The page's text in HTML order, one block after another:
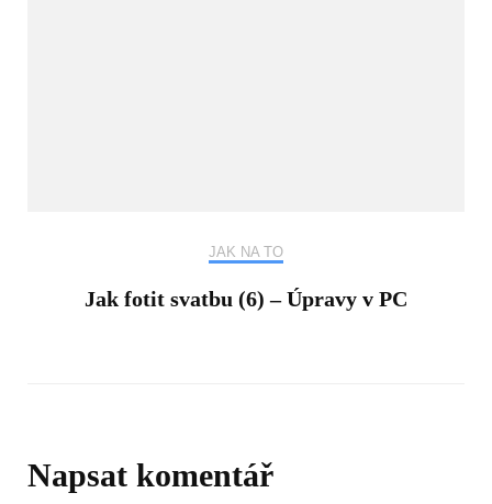
JAK NA TO
Jak fotit svatbu (6) – Úpravy v PC
Napsat komentář